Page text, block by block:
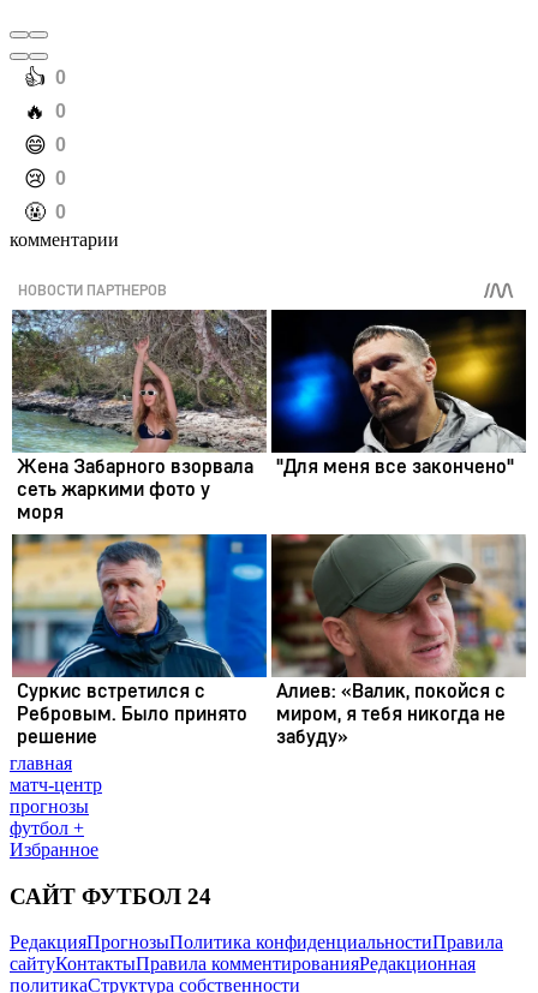
️👍 0
️🔥 0
️😄 0
️😢 0
️🤬 0
комментарии
главная
матч-центр
прогнозы
футбол +
Избранное
САЙТ ФУТБОЛ 24
РедакцияПрогнозыПолитика конфиденциальностиПравила
сайтуКонтактыПравила комментированияРедакционная
политикаСтруктура собственности